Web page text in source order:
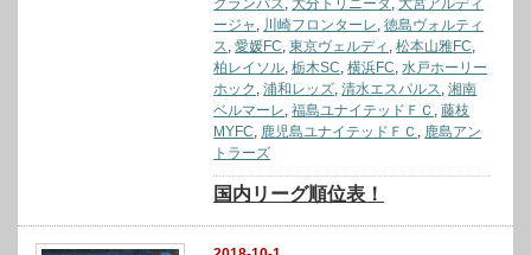
グランパス, 大分トリニータ , 大宮アルディ
ージャ , 川崎フロンターレ,徳島ヴォルティ
ス,愛媛FC,東京ヴェルディ ,松本山雅FC,
柏レイソル,栃木SC,横浜FC,水戸ホーリー
ホック ,浦和レッズ,清水エスパルス,湘南
ベルマーレ,福島ユナイテッドＦＣ ,藤枝
MYFC, 鹿児島ユナイテッドＦＣ , 鹿島アン
トラーズ
国内リーグ順位表！